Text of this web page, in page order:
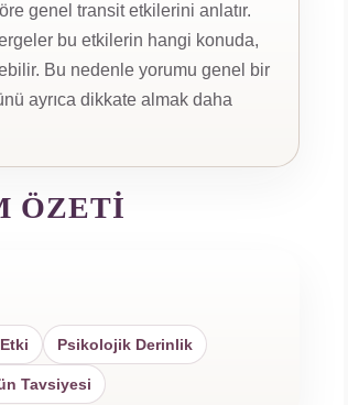
genel transit etkilerini anlatır.
bu etkilerin hangi konuda,
Bu nedenle yorumu genel bir
ayrıca dikkate almak daha
ÖZETI
Psikolojik Derinlik
Tavsiyesi